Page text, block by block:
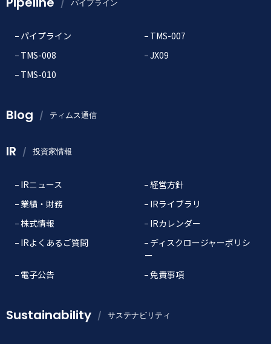
パイプライン
パイプライン
TMS-007
TMS-008
JX09
TMS-010
Blog ティムス通信
IR 投資家情報
IRニュース
経営方針
業績・財務
IRライブラリ
株式情報
IRカレンダー
IRよくあるご質問
ディスクロージャーポリシ
ー
電子公告
免責事項
Sustainability サステナビリティ